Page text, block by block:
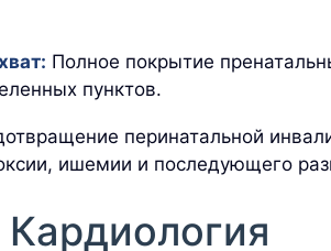
Полное покрытие
пунктов.
перинатальной
ишемии и последующего